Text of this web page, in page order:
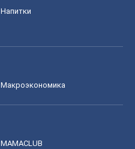
Напитки
Mакроэкономика
MAMACLUB